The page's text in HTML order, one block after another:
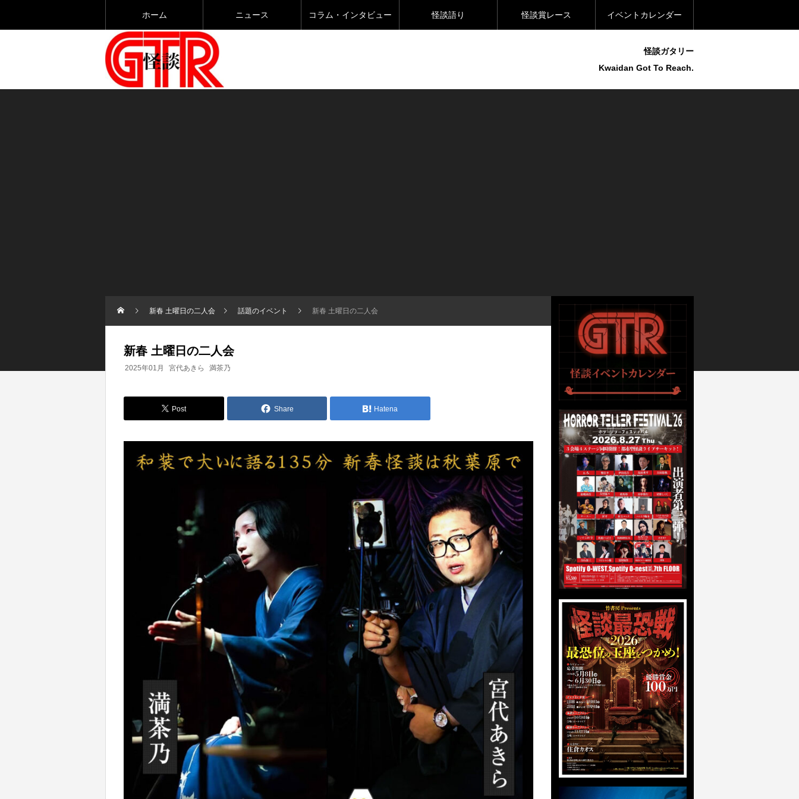
ホーム ニュース コラム・インタビュー 怪談語り 怪談賞レース イベントカレンダー
怪談ガタリー
Kwaidan Got To Reach.
新春 土曜日の二人会 話題のイベント 新春 土曜日の二人会
新春 土曜日の二人会
2025年01月 宮代あきら 満茶乃
Post Share Hatena